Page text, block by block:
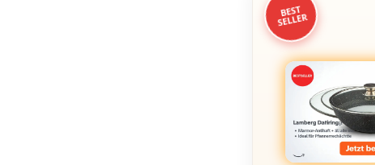
BEST
SELLER